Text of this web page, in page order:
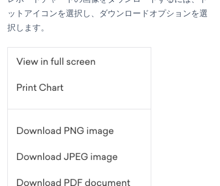
ットアイコンを選択し、ダウンロードオプションを選
択します。